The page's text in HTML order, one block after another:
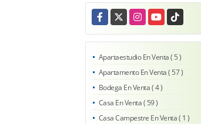
Facebook
X InstagramYouTubeTikTok
Apartaestudio En Venta ( 5 )
Apartamento En Venta ( 57 )
Bodega En Venta ( 4 )
Casa En Venta ( 59 )
Casa Campestre En Venta ( 1 )